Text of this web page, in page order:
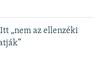
„nem az ellenzéki